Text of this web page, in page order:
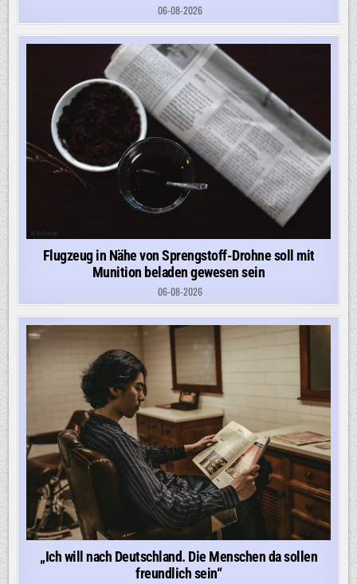
06-08-2026
Flugzeug in Nähe von Sprengstoff-Drohne soll mit
Munition beladen gewesen sein
06-08-2026
„Ich will nach Deutschland. Die Menschen da sollen
freundlich sein“